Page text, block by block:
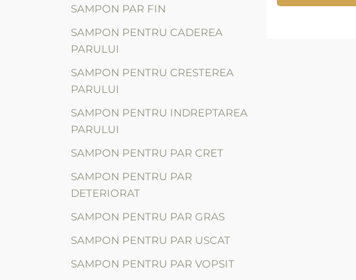
SAMPON PAR FIN
SAMPON PENTRU CADEREA
PARULUI
SAMPON PENTRU CRESTEREA
PARULUI
SAMPON PENTRU INDREPTAREA
PARULUI
SAMPON PENTRU PAR CRET
SAMPON PENTRU PAR
DETERIORAT
SAMPON PENTRU PAR GRAS
SAMPON PENTRU PAR USCAT
SAMPON PENTRU PAR VOPSIT